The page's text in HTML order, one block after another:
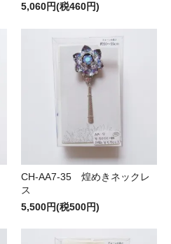
5,060円(税460円)
CH-AA7-35 煌めきネックレ
ス
5,500円(税500円)